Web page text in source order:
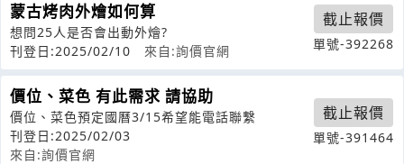
蒙古烤肉外燴如何算
想問25人是否會出動外燴?
刊登日:2025/02/10
來自:詢價官網
截止報價
單號-392268
價位、菜色 有此需求 請協助
價位、菜色預定國曆3/15希望能電話聯繫
刊登日:2025/02/03
來自:詢價官網
截止報價
單號-391464